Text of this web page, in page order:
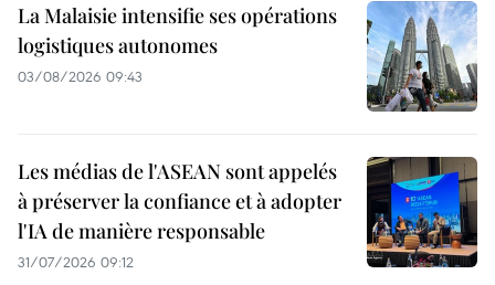
La Malaisie intensifie ses opérations
logistiques autonomes
03/08/2026 09:43
Les médias de l'ASEAN sont appelés
à préserver la confiance et à adopter
l'IA de manière responsable
31/07/2026 09:12